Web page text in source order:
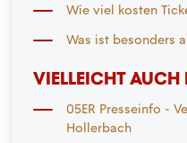
Wie viel kosten
Was ist besonders
VIELLEICHT AUCH
05ER Presseinfo -
Hollerbach